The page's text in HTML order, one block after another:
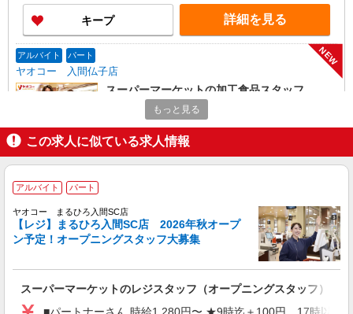
時給や募集内容はお問い合わせください
キープ 詳細を見る
アルバイト パート
ヤオコー 入間仏子店
NEW
スーパーマーケットの加工食品スタッフ
＜パート時給＞ 時給1,280円〜1,530円（曜
日・時間帯による） 9時迄：時給1380円〜 9時以
降：時給1280円〜 17時以降：時給1430円〜 ★土
曜＋100円 ★日・祝＋100円 ※アルバイトさんの
時給や募集内容はお問い合わせください
埼玉県入間市大字仏子785-1
キープ
アルバイト パート
ヤオコー 入間仏子店
NEW
スーパーマーケットの日配スタッフ
＜パート時給＞ 時給1,280円〜1,530円（曜
日・時間帯による） 9時迄：時給1380円〜 9時以
降：時給1280円〜 17時以降：時給1430円〜 ★土
曜＋100円 ★日・祝＋100円 ※アルバイトさんの
もっと見る
この求人に似ている求人情報
アルバイト パート
ヤオコー まるひろ入間SC店
【レジ】まるひろ入間SC店 2026年秋オープ
ン予定！オープニングスタッフ大募集
スーパーマーケットのレジスタッフ（オープニングスタッフ）